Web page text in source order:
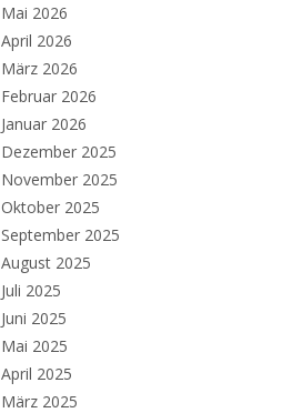
Mai 2026
April 2026
März 2026
Februar 2026
Januar 2026
Dezember 2025
November 2025
Oktober 2025
September 2025
August 2025
Juli 2025
Juni 2025
Mai 2025
April 2025
März 2025